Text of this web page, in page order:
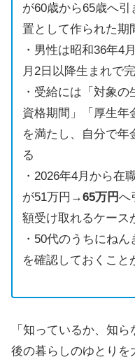
が60歳から65歳へ
置として作られた期
・男性は昭和36年4
月2日以降生まれで
・受給には「対象
資格期間」「厚生年
を満たし、自分で年
る
・2026年4月から在
が51万円→65万円へ
額受け取れるケース
・50代のうちにね
を確認しておくこと
「知っているか、知
後の暮らしのゆとりを